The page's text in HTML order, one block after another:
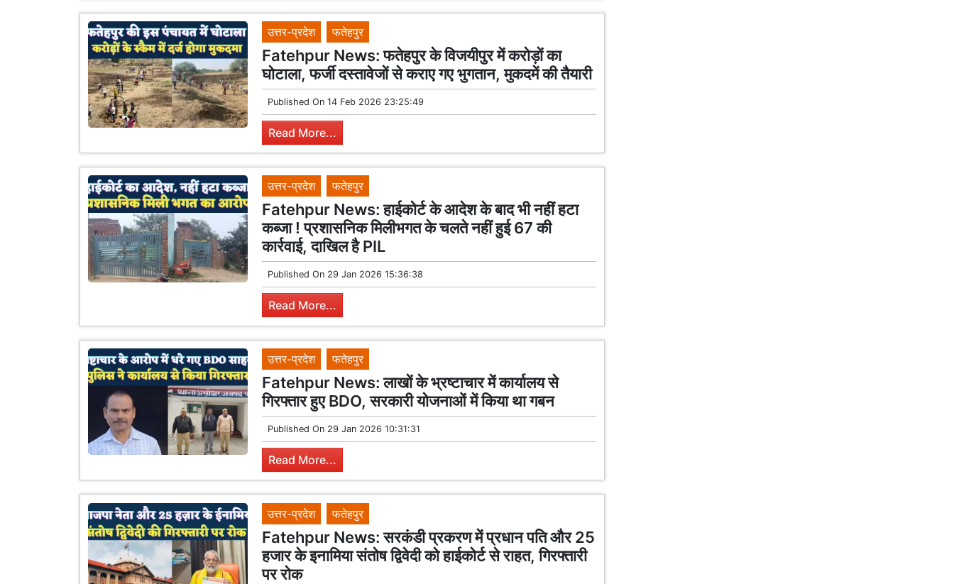
उत्तर-प्रदेश फतेहपुर
Fatehpur News: फतेहपुर के विजयीपुर में करोड़ों का
घोटाला, फर्जी दस्तावेजों से कराए गए भुगतान, मुकदमें की तैयारी
Published On 14 Feb 2026 23:25:49
Read More...
उत्तर-प्रदेश फतेहपुर
Fatehpur News: हाईकोर्ट के आदेश के बाद भी नहीं हटा
कब्जा ! प्रशासनिक मिलीभगत के चलते नहीं हुई 67 की
कार्रवाई, दाखिल है PIL
Published On 29 Jan 2026 15:36:38
Read More...
उत्तर-प्रदेश फतेहपुर
Fatehpur News: लाखों के भ्रष्टाचार में कार्यालय से
गिरफ्तार हुए BDO, सरकारी योजनाओं में किया था गबन
Published On 29 Jan 2026 10:31:31
Read More...
उत्तर-प्रदेश फतेहपुर
Fatehpur News: सरकंडी प्रकरण में प्रधान पति और 25
हजार के इनामिया संतोष द्विवेदी को हाईकोर्ट से राहत, गिरफ्तारी
पर रोक